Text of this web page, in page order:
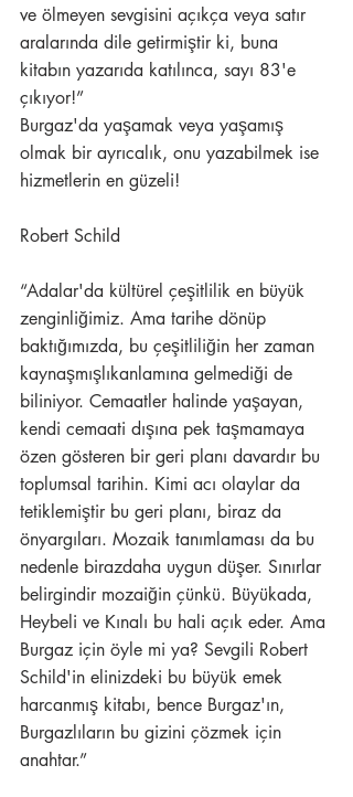
ve ölmeyen sevgisini açıkça veya satır
aralarında dile getirmiştir ki, buna
kitabın yazarıda katılınca, sayı 83'e
çıkıyor!”
Burgaz'da yaşamak veya yaşamış
olmak bir ayrıcalık, onu yazabilmek ise
hizmetlerin en güzeli!
Robert Schild
“Adalar'da kültürel çeşitlilik en büyük
zenginliğimiz. Ama tarihe dönüp
baktığımızda, bu çeşitliliğin her zaman
kaynaşmışlıkanlamına gelmediği de
biliniyor. Cemaatler halinde yaşayan,
kendi cemaati dışına pek taşmamaya
özen gösteren bir geri planı davardır bu
toplumsal tarihin. Kimi acı olaylar da
tetiklemiştir bu geri planı, biraz da
önyargıları. Mozaik tanımlaması da bu
nedenle birazdaha uygun düşer. Sınırlar
belirgindir mozaiğin çünkü. Büyükada,
Heybeli ve Kınalı bu hali açık eder. Ama
Burgaz için öyle mi ya? Sevgili Robert
Schild'in elinizdeki bu büyük emek
harcanmış kitabı, bence Burgaz'ın,
Burgazlıların bu gizini çözmek için
anahtar.”